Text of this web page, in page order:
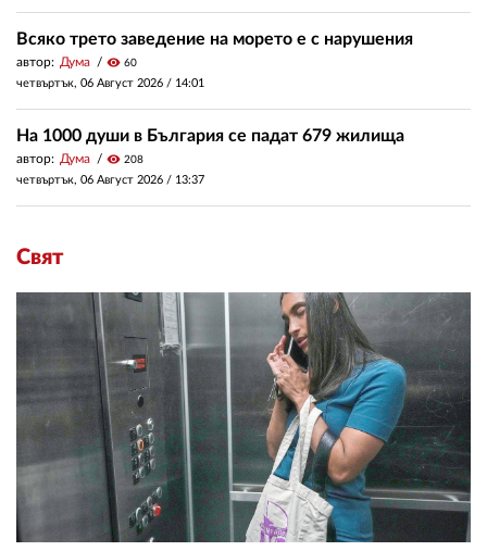
Всяко трето заведение на морето е с нарушения
автор: Дума visibility 60
четвъртък, 06 Август 2026 / 14:01
На 1000 души в България се падат 679 жилища
автор: Дума visibility 208
четвъртък, 06 Август 2026 / 13:37
Свят